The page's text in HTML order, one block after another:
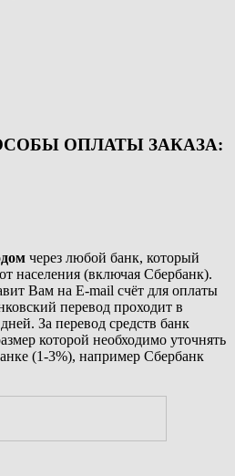
ОПЛАТЫ ЗАКАЗА:
через любой банк, который
населения (включая Сбербанк).
Вам на E-mail счёт для оплаты
перевод проходит в
За перевод средств банк
которой необходимо уточнять
(1-3%), например Сбербанк